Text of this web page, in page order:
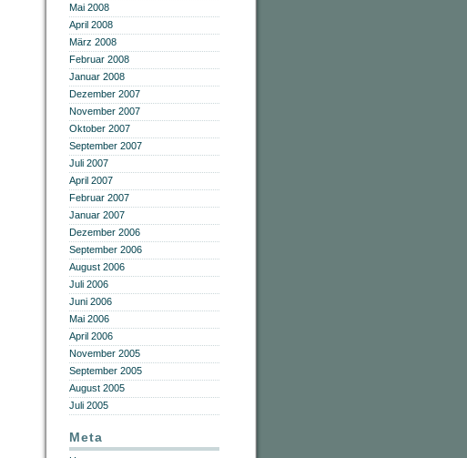
Mai 2008
April 2008
März 2008
Februar 2008
Januar 2008
Dezember 2007
November 2007
Oktober 2007
September 2007
Juli 2007
April 2007
Februar 2007
Januar 2007
Dezember 2006
September 2006
August 2006
Juli 2006
Juni 2006
Mai 2006
April 2006
November 2005
September 2005
August 2005
Juli 2005
Meta